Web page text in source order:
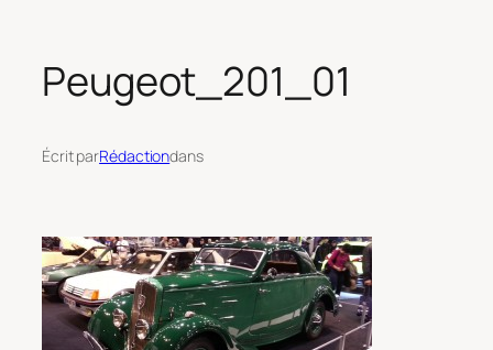
Peugeot_201_01
Écrit parRédactiondans